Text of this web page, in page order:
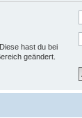
hast du bei
geändert.